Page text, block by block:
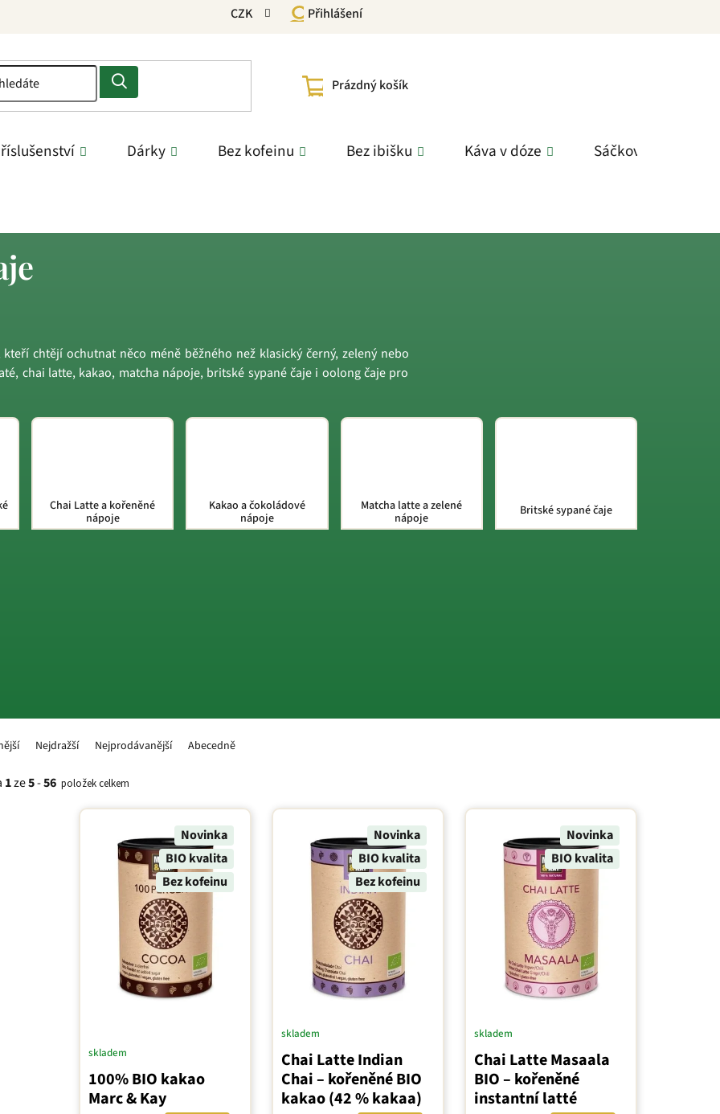
CZK Přihlášení
NÁKUPNÍ
Prázdný košík
Dárky Bez kofeinu Bez ibišku Káva v dóze Sáčkové čaje
chtějí ochutnat něco méně běžného než klasický černý, zelený nebo
chai latte, kakao, matcha nápoje, britské sypané čaje i oolong čaje pro
Chai Latte a kořeněné
nápoje
Kakao a čokoládové
nápoje
Matcha latte a zelené
nápoje
Britské sypané čaje
Nejdražší Nejprodávanější Abecedně
1ze5-56 položek celkem
Novinka
BIO kvalita
Bez kofeinu
100% BIO kakao
Marc & Kay
skladem
Novinka
BIO kvalita
Bez kofeinu
Chai Latte Indian
Chai – kořeněné BIO
kakao (42 % kakaa)
skladem
Novinka
BIO kvalita
Chai Latte Masaala
BIO – kořeněné
instantní latté
skladem